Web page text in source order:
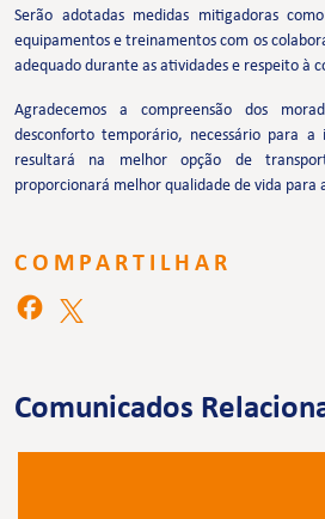
Serão adotadas medidas mitigadoras
equipamentos e treinamentos com os
adequado durante as atividades e respeito à
Agradecemos a compreensão dos
desconforto temporário, necessário para a
resultará na melhor opção de
proporcionará melhor qualidade de vida para
COMPARTILHAR
Comunicados